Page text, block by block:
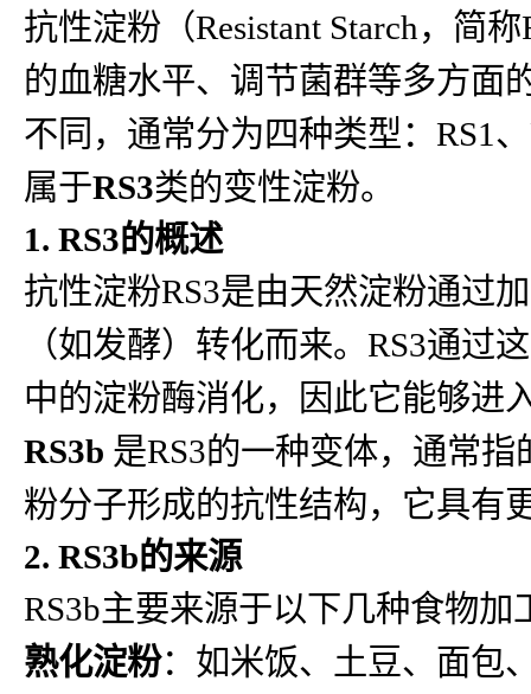
抗性淀粉（Resistant Starch，简
的血糖水平、调节菌群等多方面
不同，通常分为四种类型：RS1
属于RS3类的变性淀粉。
1. RS3的概述
抗性淀粉RS3是由天然淀粉通过
（如发酵）转化而来。RS3通
中的淀粉酶消化，因此它能够进
RS3b 是RS3的一种变体，通常
粉分子形成的抗性结构，它具有
2. RS3b的来源
RS3b主要来源于以下几种食物加
熟化淀粉：如米饭、土豆、面包